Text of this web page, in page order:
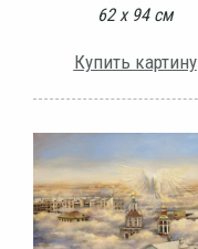
62 х 94 см
Купить картину